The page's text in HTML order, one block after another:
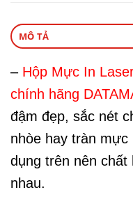
MÔ TẢ
– Hộp Mực In
chính hãng
đậm đẹp, sắc nét
nhòe hay tràn
dụng trên nên chất
nhau.